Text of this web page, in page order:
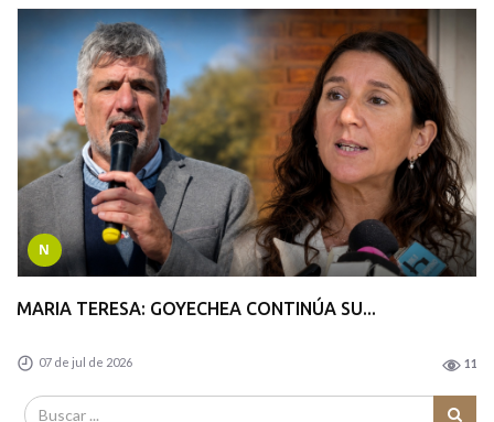
N
MARIA TERESA: GOYECHEA CONTINÚA SU...
07 de jul de 2026 11